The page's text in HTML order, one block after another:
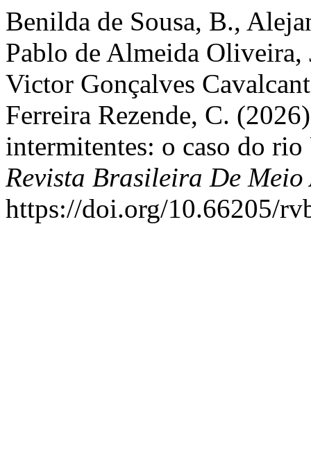
Benilda de Sousa, B.,
Pablo de Almeida
Victor Gonçalves
Ferreira Rezende, C.
intermitentes: o caso do
Revista Brasileira De Meio
https://doi.org/10.66205/